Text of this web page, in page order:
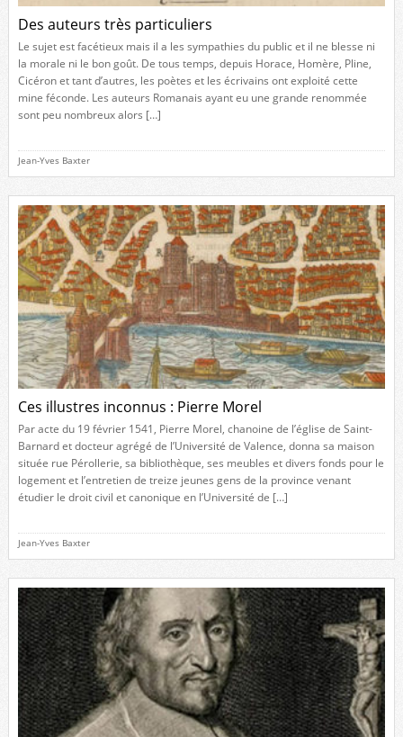
Des auteurs très particuliers
Le sujet est facétieux mais il a les sympathies du public et il ne blesse ni
la morale ni le bon goût. De tous temps, depuis Horace, Homère, Pline,
Cicéron et tant d’autres, les poètes et les écrivains ont exploité cette
mine féconde. Les auteurs Romanais ayant eu une grande renommée
sont peu nombreux alors […]
Jean-Yves Baxter
Ces illustres inconnus : Pierre Morel
Par acte du 19 février 1541, Pierre Morel, chanoine de l’église de Saint-
Barnard et docteur agrégé de l’Université de Valence, donna sa maison
située rue Pérollerie, sa bibliothèque, ses meubles et divers fonds pour le
logement et l’entretien de treize jeunes gens de la province venant
étudier le droit civil et canonique en l’Université de […]
Jean-Yves Baxter